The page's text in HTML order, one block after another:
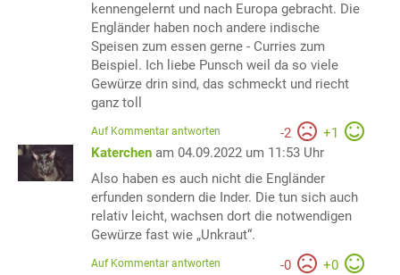
kennengelernt und nach Europa gebracht. Die
Engländer haben noch andere indische
Speisen zum essen gerne - Curries zum
Beispiel. Ich liebe Punsch weil da so viele
Gewürze drin sind, das schmeckt und riecht
ganz toll
-2 +1
Auf Kommentar antworten
Katerchen am 04.09.2022 um 11:53 Uhr
Also haben es auch nicht die Engländer
erfunden sondern die Inder. Die tun sich auch
relativ leicht, wachsen dort die notwendigen
Gewürze fast wie „Unkraut“.
-0 +0
Auf Kommentar antworten